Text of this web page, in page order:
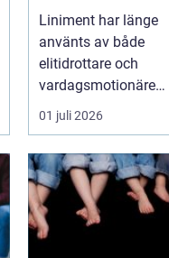
vad man bör
tänka på
Liniment har länge
använts av både
elitidrottare och
vardagsmotionärer
för...
01 juli 2026